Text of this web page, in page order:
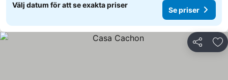
Välj datum för att se exakta priser
Se priser
Dela